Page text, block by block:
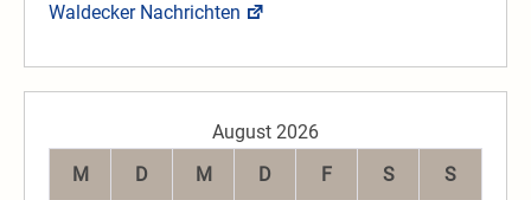
Waldecker Nachrichten
August 2026
M
D M D F S S